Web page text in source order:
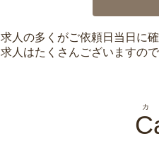
求人の多くがご依頼日当日に
求人はたくさんございますの